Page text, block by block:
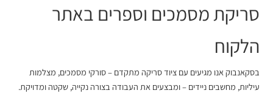
סריקת מסמכים וספרים באתר
הלקוח
בסקאנבוק אנו מגיעים עם ציוד סריקה מתקדם – סורקי מסמכים, מצלמות
עיליות, מחשבים ניידים – ומבצעים את העבודה בצורה נקייה, שקטה ומדויקת.